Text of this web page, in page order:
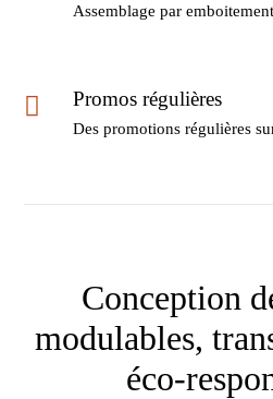
Assemblage par
Promos régulières
Des promotions régulières
Conception
modulables,
éco-